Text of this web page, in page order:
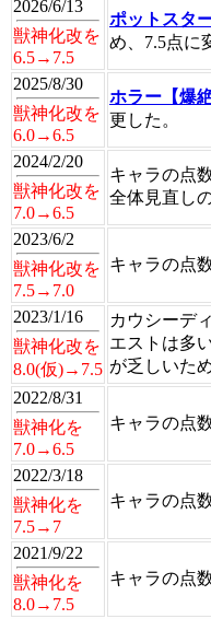
2026/6/13
獣神化改を
6.5→7.5
ポットスタ
め、7.5点に
2025/8/30
獣神化改を
6.0→6.5
ホラー【爆絶
更した。
2024/2/20
獣神化改を
7.0→6.5
キャラの点
全体見直し
2023/6/2
獣神化改を
7.5→7.0
キャラの点
2023/1/16
獣神化改を
8.0(仮)→7.5
カウシーデ
エストは多
が乏しいた
2022/8/31
獣神化を
7.0→6.5
キャラの点
2022/3/18
獣神化を
7.5→7
キャラの点
2021/9/22
獣神化を
8.0→7.5
キャラの点